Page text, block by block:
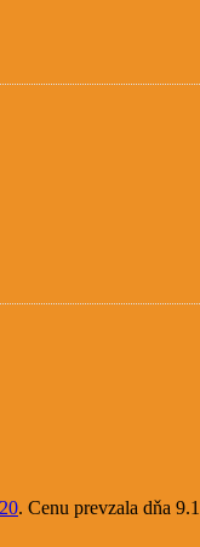
. Cenu prevzala dňa